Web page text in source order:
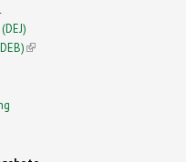
(link is external)